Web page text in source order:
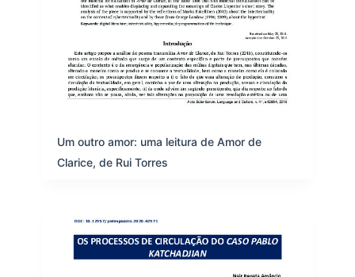
Um outro amor: uma leitura de Amor de
Clarice, de Rui Torres